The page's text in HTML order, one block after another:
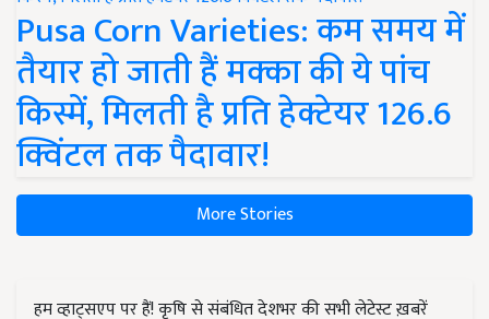
Pusa Corn Varieties: कम समय में
तैयार हो जाती हैं मक्का की ये पांच
किस्में, मिलती है प्रति हेक्टेयर 126.6
क्विंटल तक पैदावार!
More Stories
हम व्हाट्सएप पर हैं! कृषि से संबंधित देशभर की सभी लेटेस्ट ख़बरें